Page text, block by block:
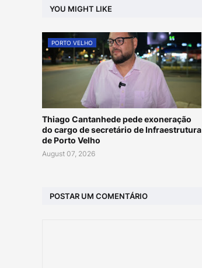
YOU MIGHT LIKE
PORTO VELHO
Thiago Cantanhede pede exoneração
do cargo de secretário de Infraestrutura
de Porto Velho
August 07, 2026
POSTAR UM COMENTÁRIO